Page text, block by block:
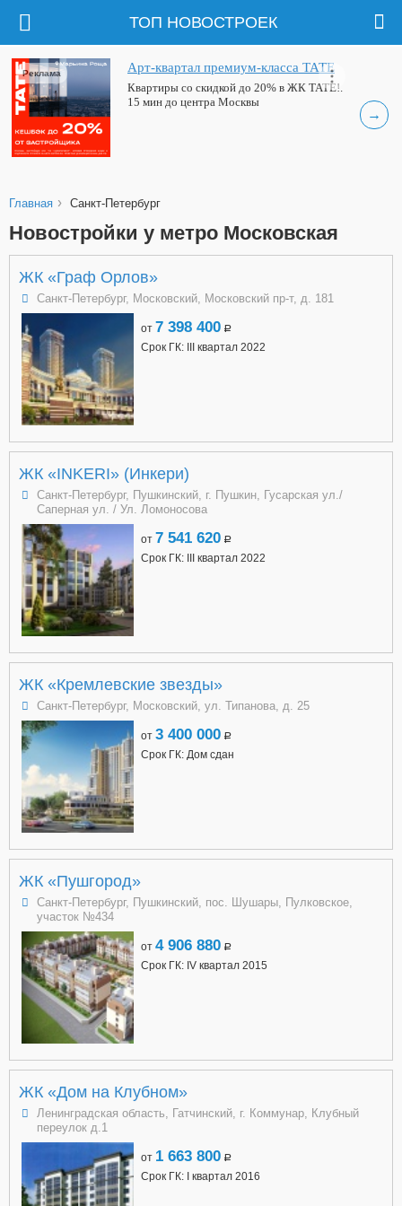
ТОП НОВОСТРОЕК
→
Арт-квартал премиум-класса ТАТЕ
Квартиры со скидкой до 20% в ЖК ТАТЕ!.
15 мин до центра Москвы
Реклама
Главная › Санкт-Петербург
Новостройки у метро Московская
ЖК «Граф Орлов»
Санкт-Петербург, Московский, Московский пр-т, д. 181
от 7 398 400 a
Срок ГК: III квартал 2022
ЖК «INKERI» (Инкери)
Санкт-Петербург, Пушкинский, г. Пушкин, Гусарская ул./
Саперная ул. / Ул. Ломоносова
от 7 541 620 a
Срок ГК: III квартал 2022
ЖК «Кремлевские звезды»
Санкт-Петербург, Московский, ул. Типанова, д. 25
от 3 400 000 a
Срок ГК: Дом сдан
ЖК «Пушгород»
Санкт-Петербург, Пушкинский, пос. Шушары, Пулковское,
участок №434
от 4 906 880 a
Срок ГК: IV квартал 2015
ЖК «Дом на Клубном»
Ленинградская область, Гатчинский, г. Коммунар, Клубный
переулок д.1
от 1 663 800 a
Срок ГК: I квартал 2016